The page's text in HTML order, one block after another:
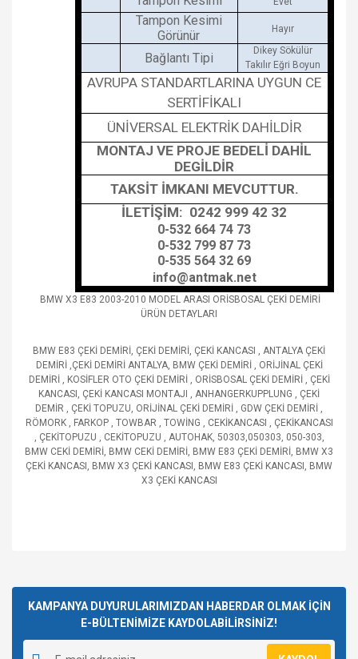
Tampon Kesimi
Görünür
Hayır
Bağlantı Tipi
Dikey Sökülür
Takılır Eğri Boyun
AVRUPA STANDARTLARINA UYGUN CE
SERTİFİKALI
ÜNİVERSAL ELEKTRİK DAHİLDİR
MONTAJ VE PROJE BEDELİ DAHİL
DEGİLDİR
TAKSİT İMKANI MEVCUTTUR.
İLETİŞİM: 0242 999 42 32
0-532 664 74 73
0-532 799 87 73
0-535 564 32 69
info@antmak.net
BMW X3 E83 2003-2010 MODEL ARASI ORİSBOSAL ÇEKİ DEMİRİ
ÜRÜN DETAYLARI
BMW E83 ÇEKİ DEMİRİ, ÇEKİ DEMİRİ, ÇEKİ KANCASI , ANTALYA ÇEKİ
DEMİRİ ,ÇEKİ DEMİRİ ANTALYA, BMW ÇEKİ DEMİRİ , ORİJİNAL ÇEKİ
DEMİRİ , KOSİFLER OTO ÇEKİ DEMİRİ , ORİSBOSAL ÇEKİ DEMİRİ , ÇEKİ
KANCASI, ÇEKİ KANCASI MONTAJI , ANHANGERKUPPLUNG , ÇEKİ
DEMİR , ÇEKİ TOPUZU, ORİJİNAL ÇEKİ DEMİRİ , GDW ÇEKİ DEMİRİ ,
RÖMORK , FARKOP , TOWBAR , TOWİNG , CEKİKANCASI , ÇEKİKANCASI
, ÇEKİTOPUZU , CEKİTOPUZU , AUTOHAK, 50303,050303, 050-303,
BMW CEKİ DEMİRİ, BMW CEKİ DEMİRİ, BMW E83 ÇEKİ DEMİRİ, BMW X3
ÇEKİ KANCASI, BMW X3 ÇEKİ KANCASI, BMW E83 ÇEKİ KANCASI, BMW
X3 ÇEKİ KANCASI
Yorum Yaz
kullanarak tarafımıza iletebilirsiniz.
Görüş ve önerileriniz için teşekkür ederiz.
Ürün resmi kalitesiz, bozuk veya görüntülenemiyor.
KAMPANYA DUYURULARIMIZDAN HABERDAR OLMAK İÇİN
E-BÜLTENİMİZE KAYDOLABİLİRSİNİZ!